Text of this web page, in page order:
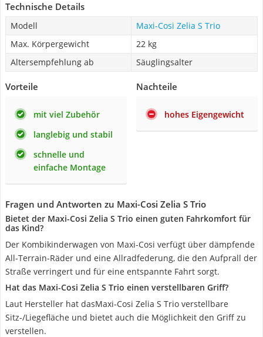
Technische Details
Modell
Maxi-Cosi Zelia S Trio
Max. Körpergewicht
22 kg
Altersempfehlung ab
Säuglingsalter
Vorteile
mit viel Zubehör
langlebig und stabil
schnelle und
einfache Montage
Nachteile
hohes Eigengewicht
Fragen und Antworten zu Maxi-Cosi Zelia S Trio
Bietet der Maxi-Cosi Zelia S Trio einen guten Fahrkomfort für
das Kind?
Der Kombikinderwagen von Maxi-Cosi verfügt über dämpfende
All-Terrain-Räder und eine Allradfederung, die den Aufprall der
Straße verringert und für eine entspannte Fahrt sorgt.
Hat das Maxi-Cosi Zelia S Trio einen verstellbaren Griff?
Laut Hersteller hat dasMaxi-Cosi Zelia S Trio verstellbare
Sitz-/Liegefläche und bietet auch die Möglichkeit den Griff zu
verstellen.